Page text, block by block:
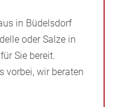
in Büdelsdorf
oder Salze in
Sie bereit.
vorbei, wir beraten